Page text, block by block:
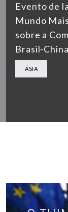
Evento de
Mundo
sobre a
Brasil-
ÁSIA